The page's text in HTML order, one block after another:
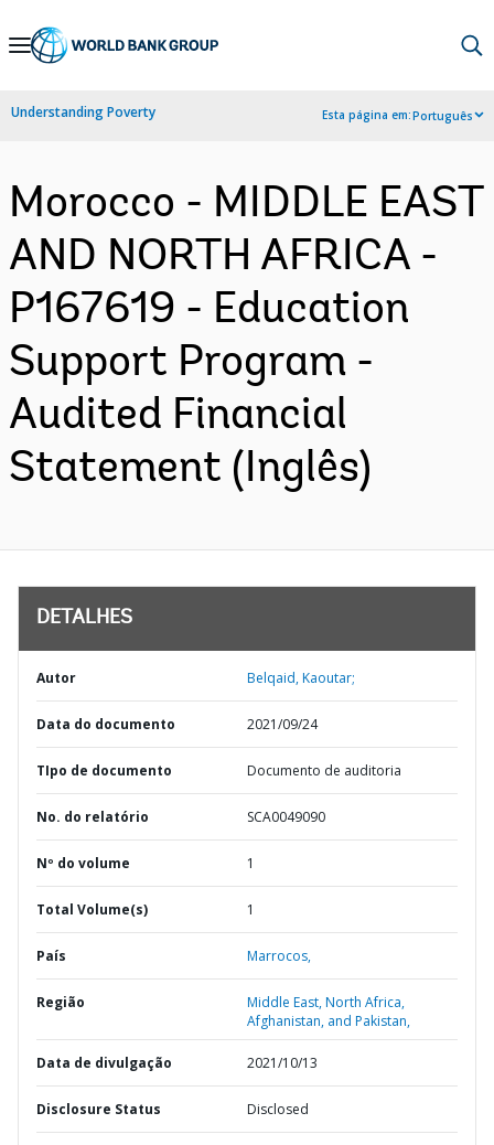
Skip
Navigation
Understanding Poverty Esta página em:Português
Morocco - MIDDLE EAST
AND NORTH AFRICA -
P167619 - Education
Support Program -
Audited Financial
Statement (Inglês)
DETALHES
Autor Belqaid, Kaoutar;
Data do documento 2021/09/24
TIpo de documento Documento de auditoria
No. do relatório SCA0049090
Nº do volume 1
Total Volume(s) 1
País Marrocos,
Região
Middle East, North Africa,
Afghanistan, and Pakistan,
Data de divulgação 2021/10/13
Disclosure Status Disclosed